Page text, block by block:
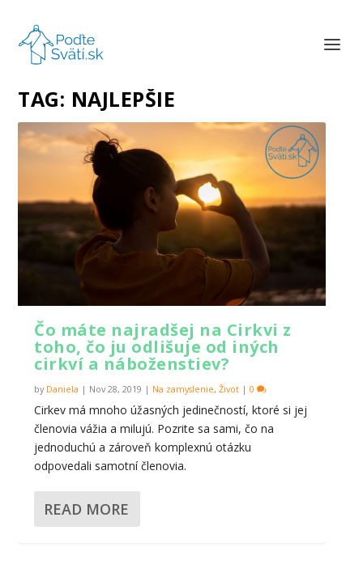
TAG: NAJLEPŠIE
Čo máte najradšej na Cirkvi z
toho, čo ju odlišuje od iných
cirkví a náboženstiev?
by Daniela | Nov 28, 2019 | Na zamyslenie,Život |0
Cirkev má mnoho úžasných jedinečností, ktoré si jej
členovia vážia a milujú. Pozrite sa sami, čo na
jednoduchú a zároveň komplexnú otázku
odpovedali samotní členovia.
READ MORE